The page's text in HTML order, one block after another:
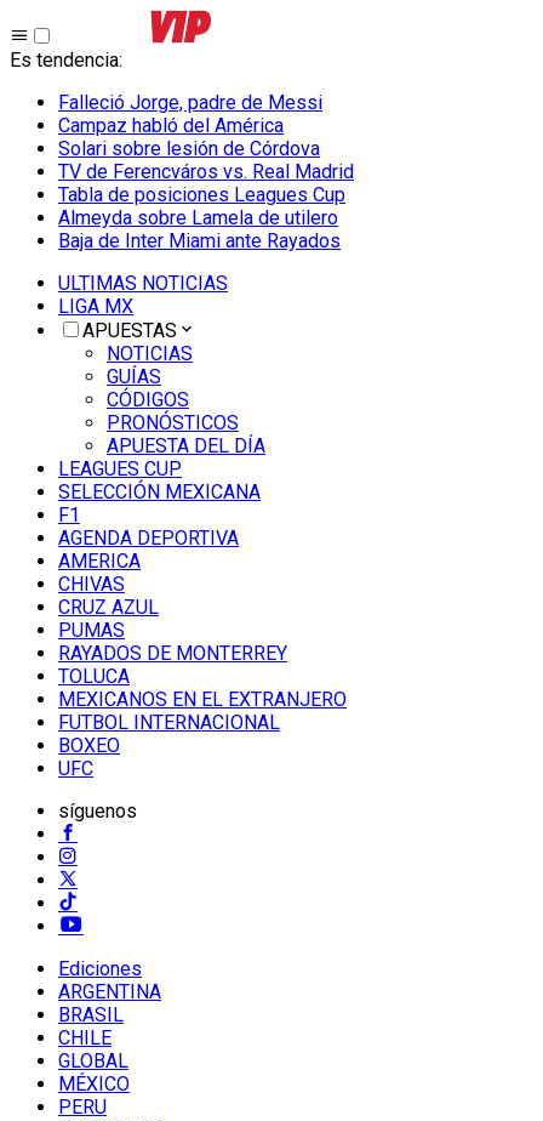
Es tendencia:
Falleció Jorge, padre de Messi
Campaz habló del América
Solari sobre lesión de Córdova
TV de Ferencváros vs. Real Madrid
Tabla de posiciones Leagues Cup
Almeyda sobre Lamela de utilero
Baja de Inter Miami ante Rayados
ULTIMAS NOTICIAS
LIGA MX
APUESTAS
NOTICIAS
GUÍAS
CÓDIGOS
PRONÓSTICOS
APUESTA DEL DÍA
LEAGUES CUP
SELECCIÓN MEXICANA
F1
AGENDA DEPORTIVA
AMERICA
CHIVAS
CRUZ AZUL
PUMAS
RAYADOS DE MONTERREY
TOLUCA
MEXICANOS EN EL EXTRANJERO
FUTBOL INTERNACIONAL
BOXEO
UFC
síguenos
Ediciones
ARGENTINA
BRASIL
CHILE
GLOBAL
MÉXICO
PERU